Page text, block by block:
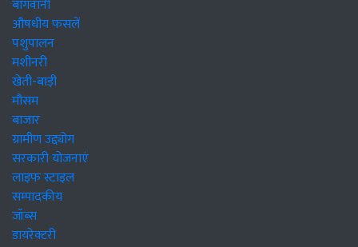
बागवानी
औषधीय फसलें
पशुपालन
मशीनरी
खेती-बाड़ी
मौसम
बाजार
ग्रामीण उद्द्योग
सरकारी योजनाएं
लाइफ स्टाइल
सम्पादकीय
जॉब्स
डायरेक्टरी